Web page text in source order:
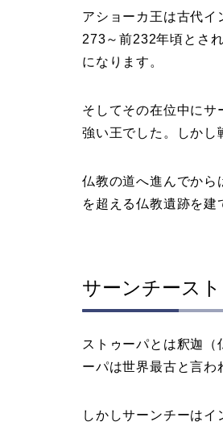
アショーカ王は古代
273～前232年頃とさ
になります。
そしてその在位中に
強い王でした。しかし
仏教の道へ進んでから
を超える仏教遺跡を建
サーンチース
ストゥーパとは釈迦
ーパは世界最古と言わ
しかしサーンチーは